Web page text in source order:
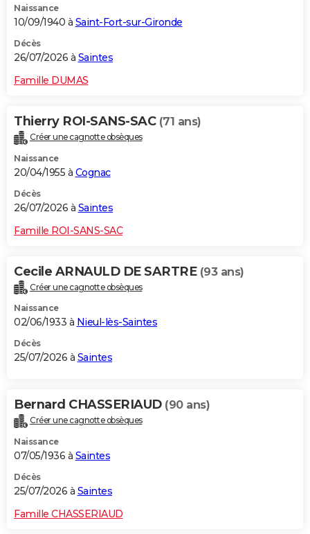
Naissance
10/09/1940 à Saint-Fort-sur-Gironde
Décès
26/07/2026 à Saintes
Famille DUMAS
Thierry ROI-SANS-SAC (71 ans)
Créer une cagnotte obsèques
Naissance
20/04/1955 à Cognac
Décès
26/07/2026 à Saintes
Famille ROI-SANS-SAC
Cecile ARNAULD DE SARTRE (93 ans)
Créer une cagnotte obsèques
Naissance
02/06/1933 à Nieul-lès-Saintes
Décès
25/07/2026 à Saintes
Bernard CHASSERIAUD (90 ans)
Créer une cagnotte obsèques
Naissance
07/05/1936 à Saintes
Décès
25/07/2026 à Saintes
Famille CHASSERIAUD